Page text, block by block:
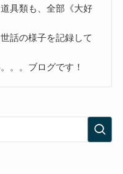
具類も、全部《大好
話の様子を記録して
。。ブログです！